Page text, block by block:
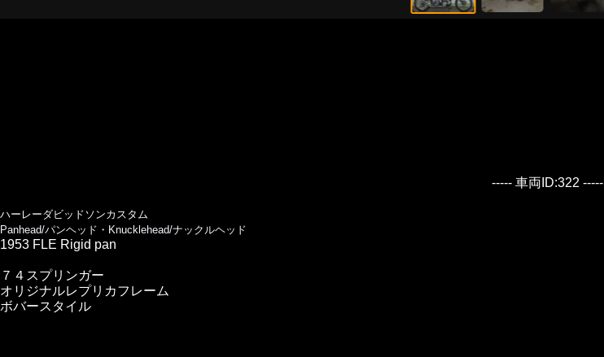
----- 車両ID:322 -----
ハーレーダビッドソンカスタム
Panhead/パンヘッド・Knucklehead/ナックルヘッド
1953 FLE Rigid pan
７４スプリンガー
オリジナルレプリカフレーム
ボバースタイル